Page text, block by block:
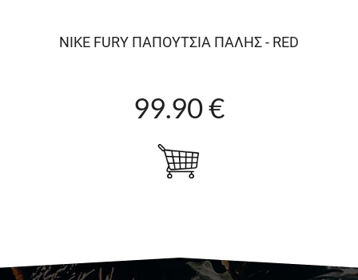
NIKE FURY ΠΑΠΟΥΤΣΙΑ ΠΑΛΗΣ - RED
99.90 €